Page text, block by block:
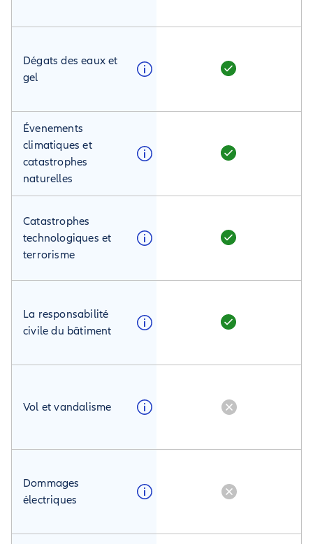
Dégats des eaux et
gel
Évenements
climatiques et
catastrophes
naturelles
Catastrophes
technologiques et
terrorisme
La responsabilité
civile du bâtiment
Vol et vandalisme
Dommages
électriques